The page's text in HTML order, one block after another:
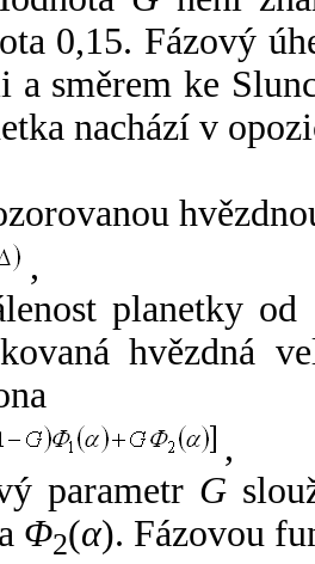
0,15. Fázový
a směrem ke
nachází v
,
planetky od
hvězdná
,
parametr G
Φ2(α). Fázovou